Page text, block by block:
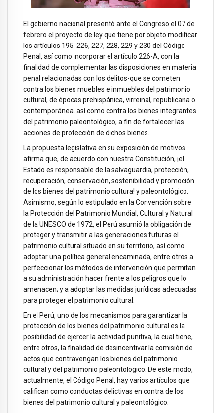
El gobierno nacional presentó ante el Congreso el 07 de
febrero el proyecto de ley que tiene por objeto modificar
los artículos 195, 226, 227, 228, 229 y 230 del Código
Penal, así como incorporar el artículo 226-A, con la
finalidad de complementar las disposiciones en materia
penal relacionadas con los delitos-que se cometen
contra los bienes muebles e inmuebles del patrimonio
cultural, de épocas prehispánica, virreinal, republicana o
contemporánea, así como contra los bienes integrantes
del patrimonio paleontológico, a fin de fortalecer las
acciones de protección de dichos bienes.
La propuesta legislativa en su exposición de motivos
afirma que, de acuerdo con nuestra Constitución, ¡el
Estado es responsable de la salvaguardia, protección,
recuperación, conservación, sostenibilidad y promoción
de los bienes del patrimonio cultura! y paleontológico.
Asimismo, según lo estipulado en la Convención sobre
la Protección del Patrimonio Mundial, Cultural y Natural
de la UNESCO de 1972, el Perú asumió la obligación de
proteger y transmitir a las generaciones futuras el
patrimonio cultural situado en su territorio, así como
adoptar una política general encaminada, entre otros a
perfeccionar los métodos de intervención que permitan
a su administración hacer frente a los peligros que lo
amenacen; y a adoptar las medidas jurídicas adecuadas
para proteger el patrimonio cultural.
En el Perú, uno de los mecanismos para garantizar la
protección de los bienes del patrimonio cultural es la
posibilidad de ejercer la actividad punitiva, la cual tiene,
entre otros, la finalidad de desincentivar la comisión de
actos que contravengan los bienes del patrimonio
cultural y del patrimonio paleontológico. De este modo,
actualmente, el Código Penal, hay varios artículos que
califican como conductas delictivas en contra de los
bienes del patrimonio cultural y paleontológico.